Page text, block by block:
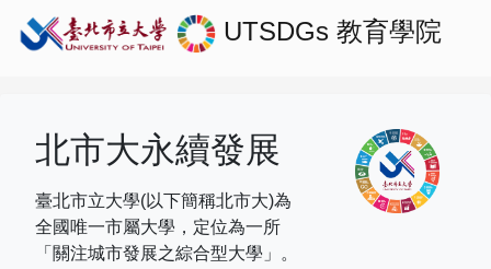
UTSDGs 教育學院
北市大永續發展
臺北市立大學(以下簡稱北市大)為
全國唯一市屬大學，定位為一所
「關注城市發展之綜合型大學」。